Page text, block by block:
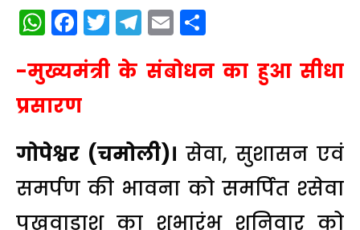
WhatsApp
Facebook
Twitter
Telegram
Email
-मुख्यमंत्री के संबोधन का हुआ सीधा
प्रसारण
गोपेश्वर (चमोली)। सेवा, सुशासन एवं
समर्पण की भावना को समर्पित श्सेवा
पखवाड़ाश् का शुभारंभ शनिवार को